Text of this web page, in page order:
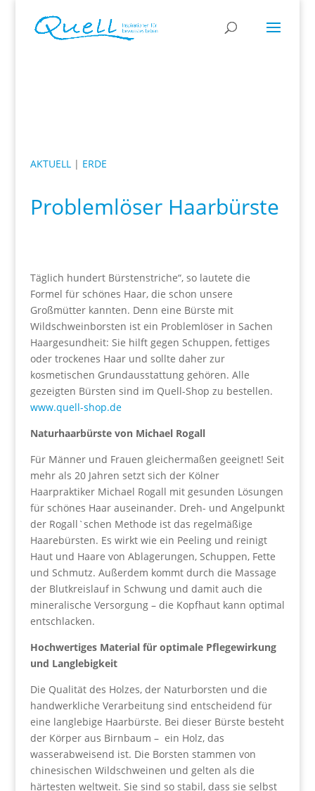
AKTUELL| ERDE
Problemlöser Haarbürste
Täglich hundert Bürstenstriche“, so lautete die
Formel für schönes Haar, die schon unsere
Großmütter kannten. Denn eine Bürste mit
Wildschweinborsten ist ein Problemlöser in Sachen
Haargesundheit: Sie hilft gegen Schuppen, fettiges
oder trockenes Haar und sollte daher zur
kosmetischen Grundausstattung gehören. Alle
gezeigten Bürsten sind im Quell-Shop zu bestellen.
www.quell-shop.de
Naturhaarbürste von Michael Rogall
Für Männer und Frauen gleichermaßen geeignet! Seit
mehr als 20 Jahren setzt sich der Kölner
Haarpraktiker Michael Rogall mit gesunden Lösungen
für schönes Haar auseinander. Dreh- und Angelpunkt
der Rogall`schen Methode ist das regelmäßige
Haarebürsten. Es wirkt wie ein Peeling und reinigt
Haut und Haare von Ablagerungen, Schuppen, Fette
und Schmutz. Außerdem kommt durch die Massage
der Blutkreislauf in Schwung und damit auch die
mineralische Versorgung – die Kopfhaut kann optimal
entschlacken.
Hochwertiges Material für optimale Pflegewirkung
und Langlebigkeit
Die Qualität des Holzes, der Naturborsten und die
handwerkliche Verarbeitung sind entscheidend für
eine langlebige Haarbürste. Bei dieser Bürste besteht
der Körper aus Birnbaum – ein Holz, das
wasserabweisend ist. Die Borsten stammen von
chinesischen Wildschweinen und gelten als die
härtesten weltweit. Sie sind so stabil, dass sie selbst